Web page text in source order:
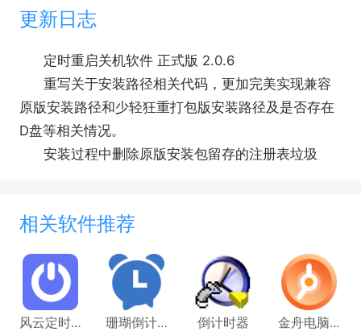
更新日志
定时重启关机软件 正式版 2.0.6
重写关于安装路径相关代码，更加完美实现兼容
原版安装路径和少轻狂重打包版安装路径及是否存在
D盘等相关情况。
安装过程中删除原版安装包留存的注册表垃圾
相关软件推荐
风云定时任务管家 珊瑚倒计时 倒计时器 金舟电脑定时开关机软件